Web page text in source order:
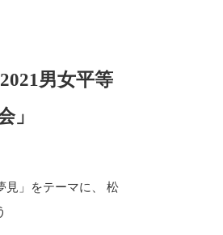
男女平等
」
見」をテーマに、 松